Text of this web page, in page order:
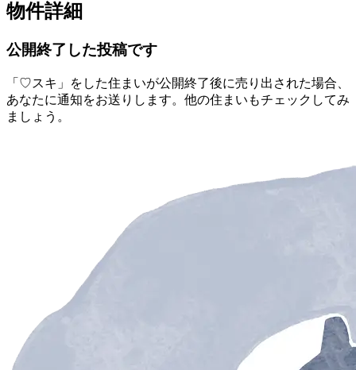
物件詳細
公開終了した投稿です
「♡スキ」をした住まいが公開終了後に売り出された場合、
あなたに通知をお送りします。他の住まいもチェックしてみ
ましょう。